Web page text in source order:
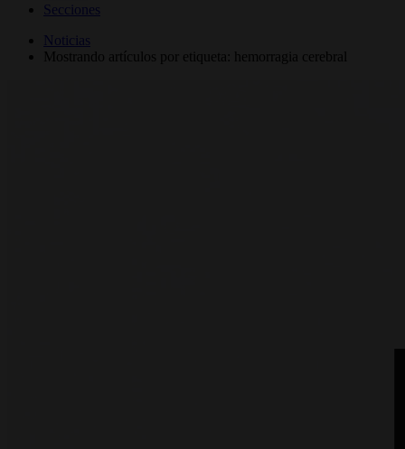
Secciones
Noticias
Mostrando artículos por etiqueta: hemorragia cerebral